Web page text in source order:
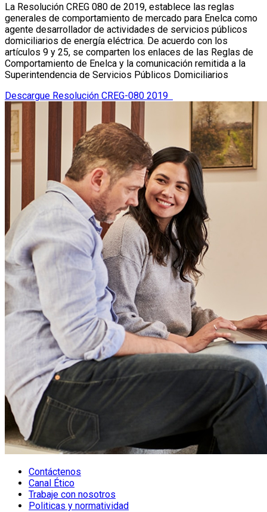
La Resolución CREG 080 de 2019, establece las reglas
generales de comportamiento de mercado para Enelca como
agente desarrollador de actividades de servicios públicos
domiciliarios de energía eléctrica. De acuerdo con los
artículos 9 y 25, se comparten los enlaces de las Reglas de
Comportamiento de Enelca y la comunicación remitida a la
Superintendencia de Servicios Públicos Domiciliarios
Descargue Resolución CREG-080 2019
Contáctenos
Canal Ético
Trabaje con nosotros
Politicas y normatividad